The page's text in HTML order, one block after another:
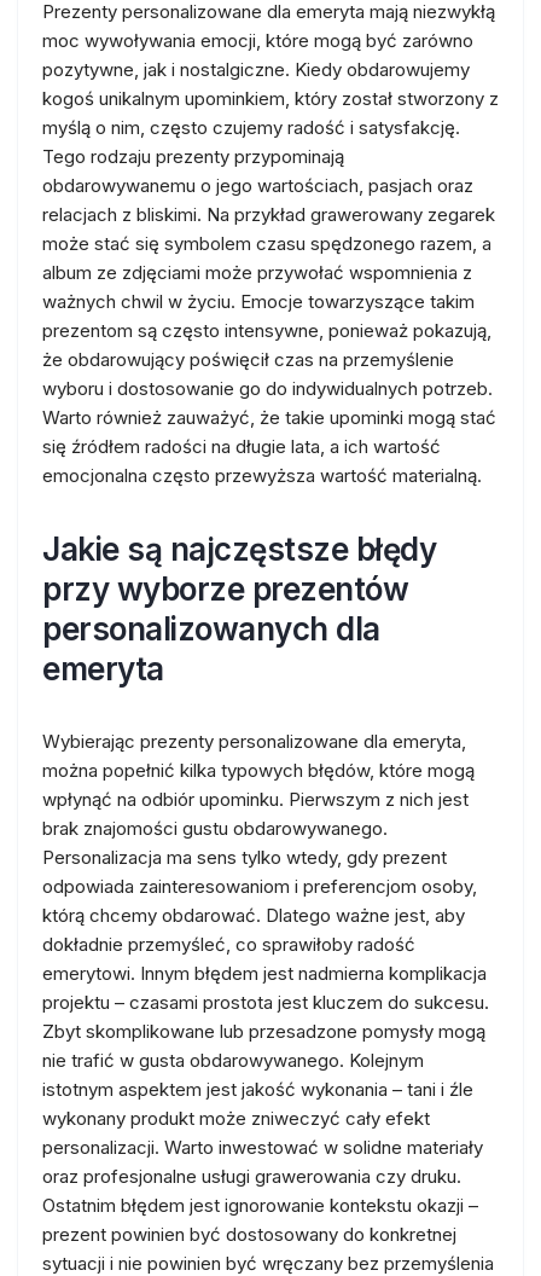
Prezenty personalizowane dla emeryta mają niezwykłą
moc wywoływania emocji, które mogą być zarówno
pozytywne, jak i nostalgiczne. Kiedy obdarowujemy
kogoś unikalnym upominkiem, który został stworzony z
myślą o nim, często czujemy radość i satysfakcję.
Tego rodzaju prezenty przypominają
obdarowywanemu o jego wartościach, pasjach oraz
relacjach z bliskimi. Na przykład grawerowany zegarek
może stać się symbolem czasu spędzonego razem, a
album ze zdjęciami może przywołać wspomnienia z
ważnych chwil w życiu. Emocje towarzyszące takim
prezentom są często intensywne, ponieważ pokazują,
że obdarowujący poświęcił czas na przemyślenie
wyboru i dostosowanie go do indywidualnych potrzeb.
Warto również zauważyć, że takie upominki mogą stać
się źródłem radości na długie lata, a ich wartość
emocjonalna często przewyższa wartość materialną.
Jakie są najczęstsze błędy
przy wyborze prezentów
personalizowanych dla
emeryta
Wybierając prezenty personalizowane dla emeryta,
można popełnić kilka typowych błędów, które mogą
wpłynąć na odbiór upominku. Pierwszym z nich jest
brak znajomości gustu obdarowywanego.
Personalizacja ma sens tylko wtedy, gdy prezent
odpowiada zainteresowaniom i preferencjom osoby,
którą chcemy obdarować. Dlatego ważne jest, aby
dokładnie przemyśleć, co sprawiłoby radość
emerytowi. Innym błędem jest nadmierna komplikacja
projektu – czasami prostota jest kluczem do sukcesu.
Zbyt skomplikowane lub przesadzone pomysły mogą
nie trafić w gusta obdarowywanego. Kolejnym
istotnym aspektem jest jakość wykonania – tani i źle
wykonany produkt może zniweczyć cały efekt
personalizacji. Warto inwestować w solidne materiały
oraz profesjonalne usługi grawerowania czy druku.
Ostatnim błędem jest ignorowanie kontekstu okazji –
prezent powinien być dostosowany do konkretnej
sytuacji i nie powinien być wręczany bez przemyślenia